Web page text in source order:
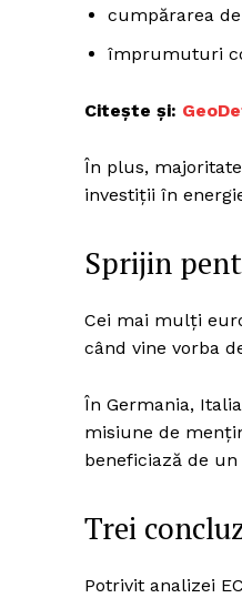
cumpărarea
împrumuturi
Citește și:
În plus,
investiții în
Sprijin
Cei mai mulți
când vine vorba
În Germania,
misiune de
beneficiază de
Trei
Potrivit analizei